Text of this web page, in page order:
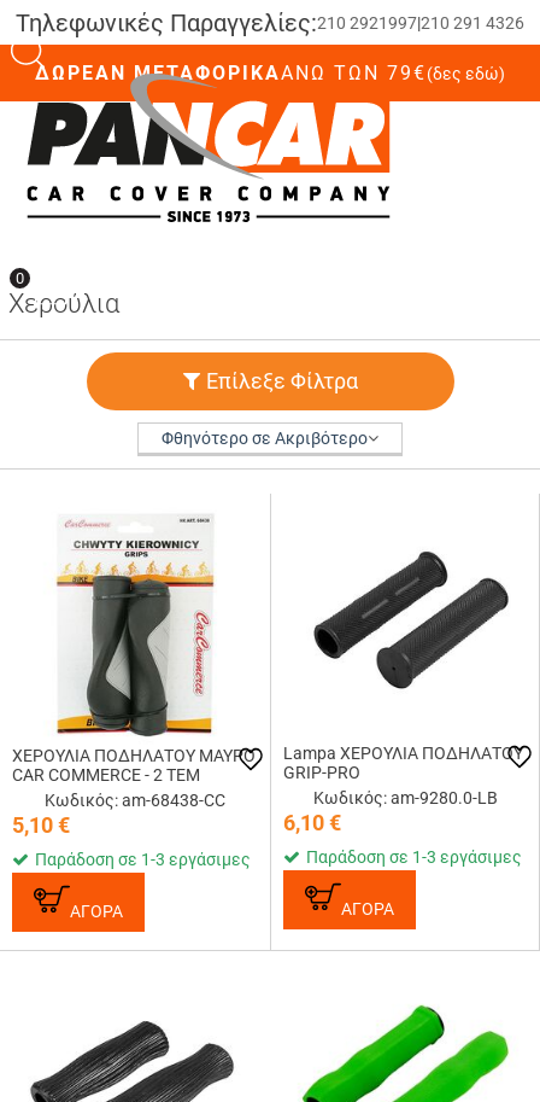
Τηλεφωνικές Παραγγελίες:210 2921997|210 291 4326
ΔΩΡΕΑΝ ΜΕΤΑΦΟΡΙΚΑΆΝΩ ΤΩΝ 79€(δες εδώ)
0
Χερούλια
Επίλεξε Φίλτρα
Φθηνότερο σε Ακριβότερο
ΧΕΡΟΥΛΙΑ ΠΟΔΗΛΑΤΟΥ ΜΑΥΡΟ
CAR COMMERCE - 2 ΤΕΜ
Κωδικός: am-68438-CC
5,10€
Παράδοση σε 1-3 εργάσιμες
ΑΓΟΡΑ
Lampa ΧΕΡΟΥΛΙΑ ΠΟΔΗΛΑΤΟΥ
GRIP-PRO
Κωδικός: am-9280.0-LB
6,10€
Παράδοση σε 1-3 εργάσιμες
ΑΓΟΡΑ